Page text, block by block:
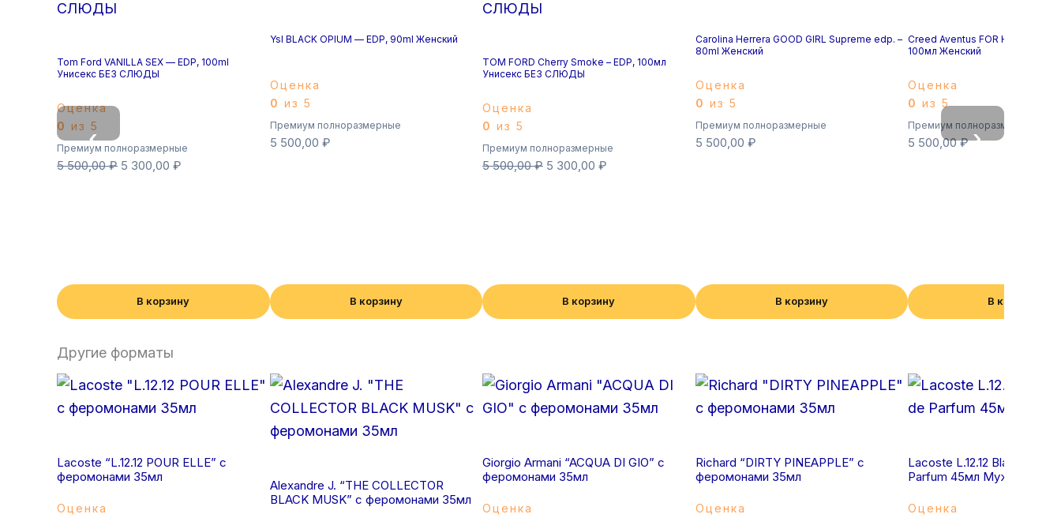
Премиум полноразмерные
Tom Ford VANILLA SEX — EDP, 100ml
Унисекс БЕЗ СЛЮДЫ
Оценка
0 из 5
5 500,00₽ 5 300,00 ₽
В корзину
Премиум полноразмерные
Ysl BLACK OPIUM — EDP, 90ml Женский
Оценка
0 из 5
5 500,00 ₽
В корзину
Премиум полноразмерные
TOM FORD Cherry Smoke – EDP, 100мл
Унисекс БЕЗ СЛЮДЫ
Оценка
0 из 5
5 500,00₽ 5 300,00 ₽
В корзину
Премиум полноразмерные
Carolina Herrera GOOD GIRL Supreme edp. –
80ml Женский
Оценка
0 из 5
5 500,00 ₽
В корзину
Премиум полноразмерные
Creed Aventus FOR HER EAU DE
100мл Женский
Оценка
0 из 5
5 500,00₽
В корзину
‹ ›
Другие форматы
Lacoste “L.12.12 POUR ELLE” с
феромонами 35мл
Оценка
Alexandre J. “THE COLLECTOR
BLACK MUSK” с феромонами 35мл
Giorgio Armani “ACQUA DI GIO” с
феромонами 35мл
Оценка
Richard “DIRTY PINEAPPLE” с
феромонами 35мл
Оценка
Lacoste L.12.12 Blanc –
Parfum 45мл Мужской
Оценка